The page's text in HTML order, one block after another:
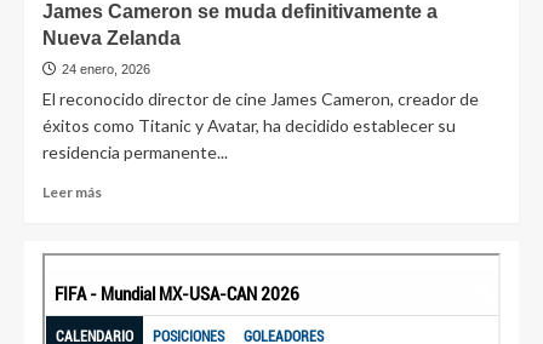
James Cameron se muda definitivamente a
Nueva Zelanda
24 enero, 2026
El reconocido director de cine James Cameron, creador de
éxitos como Titanic y Avatar, ha decidido establecer su
residencia permanente...
Leer más